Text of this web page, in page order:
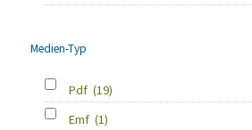
Medien-Typ
Pdf (19)
Emf (1)